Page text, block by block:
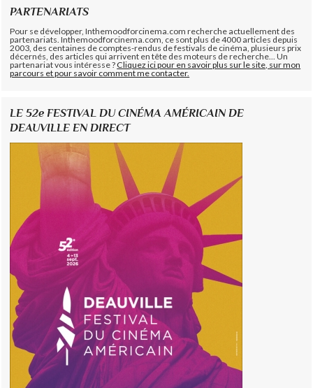
PARTENARIATS
Pour se développer, Inthemoodforcinema.com recherche actuellement des
partenariats. Inthemoodforcinema.com, ce sont plus de 4000 articles depuis
2003, des centaines de comptes-rendus de festivals de cinéma, plusieurs prix
décernés, des articles qui arrivent en tête des moteurs de recherche... Un
partenariat vous intéresse ?Cliquez ici pour en savoir plus sur le site, sur mon
parcours et pour savoir comment me contacter.
LE 52e FESTIVAL DU CINÉMA AMÉRICAIN DE
DEAUVILLE EN DIRECT